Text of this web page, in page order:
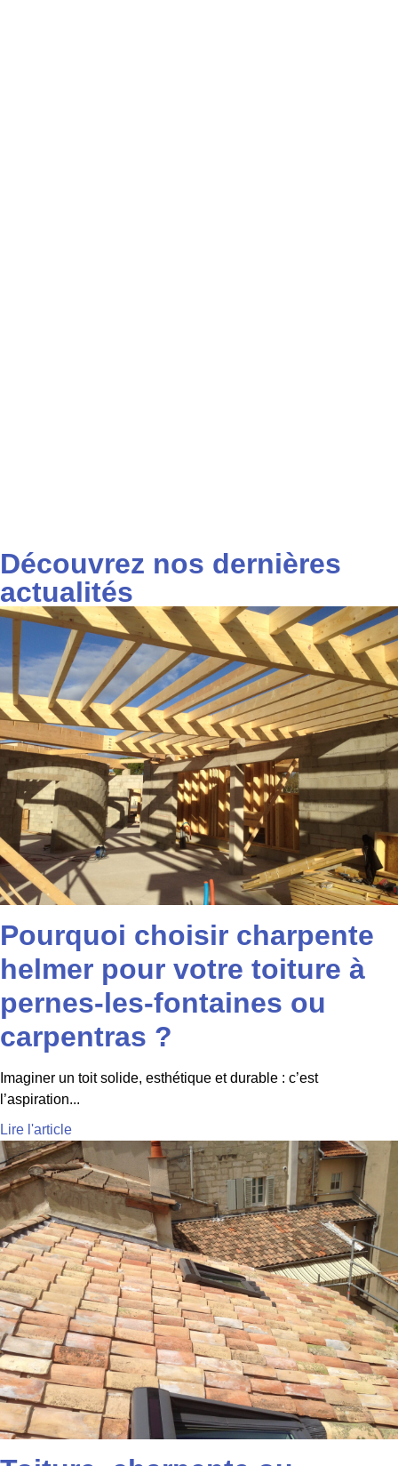
Découvrez nos dernières
actualités
Pourquoi choisir charpente
helmer pour votre toiture à
pernes-les-fontaines ou
carpentras ?
Imaginer un toit solide, esthétique et durable : c’est
l’aspiration...
Lire l'article